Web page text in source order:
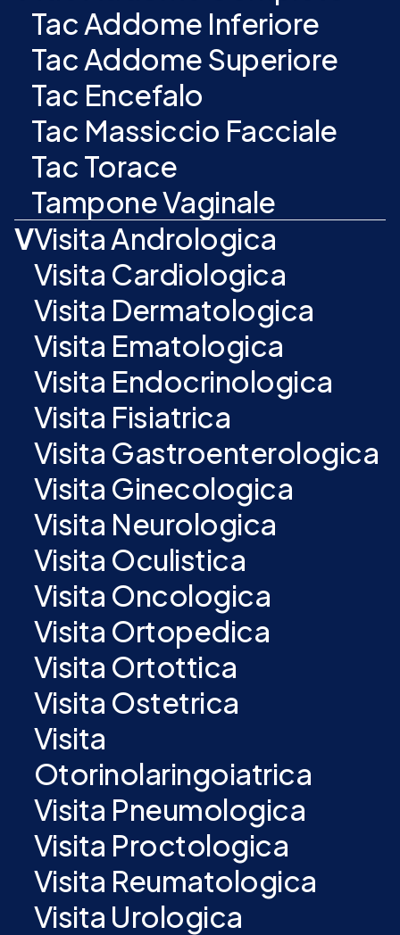
Tac Addome Inferiore
Tac Addome Superiore
Tac Encefalo
Tac Massiccio Facciale
Tac Torace
Tampone Vaginale
VVisita Andrologica
Visita Cardiologica
Visita Dermatologica
Visita Ematologica
Visita Endocrinologica
Visita Fisiatrica
Visita Gastroenterologica
Visita Ginecologica
Visita Neurologica
Visita Oculistica
Visita Oncologica
Visita Ortopedica
Visita Ortottica
Visita Ostetrica
Visita
Otorinolaringoiatrica
Visita Pneumologica
Visita Proctologica
Visita Reumatologica
Visita Urologica